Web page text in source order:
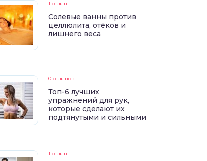
1 отзыв
Солевые ванны против
целлюлита, отёков и
лишнего веса
0 отзывов
Топ-6 лучших
упражнений для рук,
которые сделают их
подтянутыми и сильными
1 отзыв